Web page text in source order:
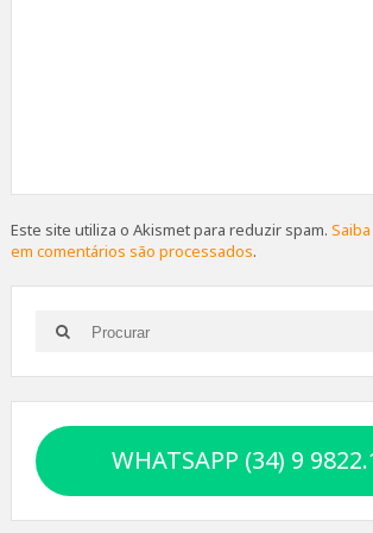
Este site utiliza o Akismet para reduzir spam.
em comentários são processados.
Search
for:
Search
WHATSAPP (34) 9